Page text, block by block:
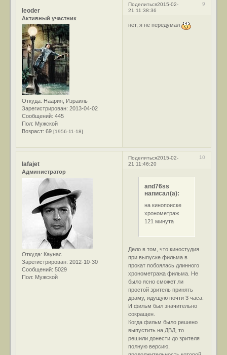
Поделиться 9
2015-02-
21 11:38:36
leoder
Активный участник
Откуда: Наария, Израиль
Зарегистрирован: 2013-04-02
Сообщений: 445
Пол: Мужской
Возраст: 69[1956-11-18]
нет, я не передумал
Поделиться 10
2015-02-
21 11:46:20
lafajet
Администратор
Откуда: Каунас
Зарегистрирован: 2012-10-30
Сообщений: 5029
Пол: Мужской
and76ss
написал(а):
на кинопоиске
хронометраж
121 минута
Дело в том, что киностудия
при выпуске фильма в
прокат побоялась длинного
хронометража фильма. Не
было ясно сможет ли
простой зритель принять
драму, идущую почти 3 часа.
И фильм был значительно
сокращен.
Когда фильм было решено
выпустить на ДВД, то
решили донести до зрителя
полную версию,